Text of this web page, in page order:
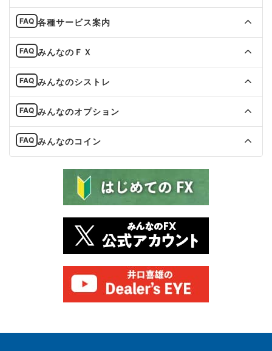
各種サービス案内
みんなのＦＸ
みんなのシストレ
みんなのオプション
みんなのコイン